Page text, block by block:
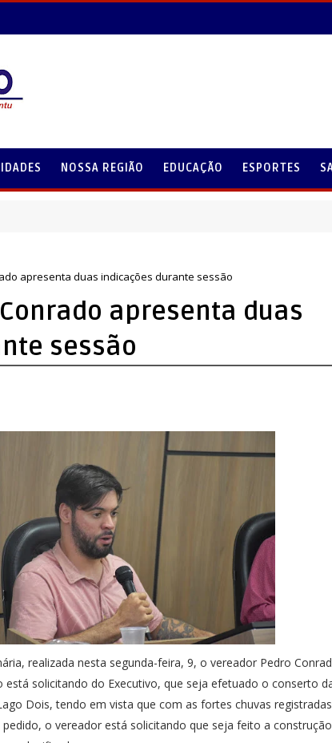
NOSSA REGIÃO EDUCAÇÃO ESPORTES
apresenta duas indicações durante sessão
apresenta duas
sessão
realizada nesta segunda-feira, 9, o vereador Pedro
está solicitando do Executivo, que seja efetuado o conserto
Dois, tendo em vista que com as fortes chuvas
o vereador está solicitando que seja feito a